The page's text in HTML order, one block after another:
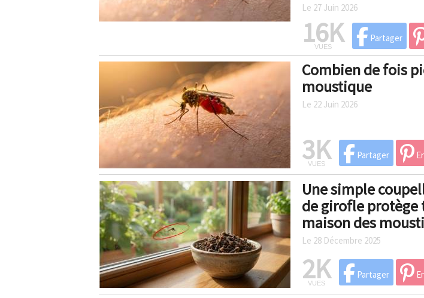
Le 27 Juin 2026
16K
VUES
Partager
Combien de fois
moustique
Le 22 Juin 2026
3K
VUES
Partager
Une simple
de girofle protège
maison des
Le 28 Décembre 2025
2K
VUES
Partager